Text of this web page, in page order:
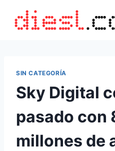
contenido
SIN CATEGORÍA
Sky Digital
pasado con
millones de